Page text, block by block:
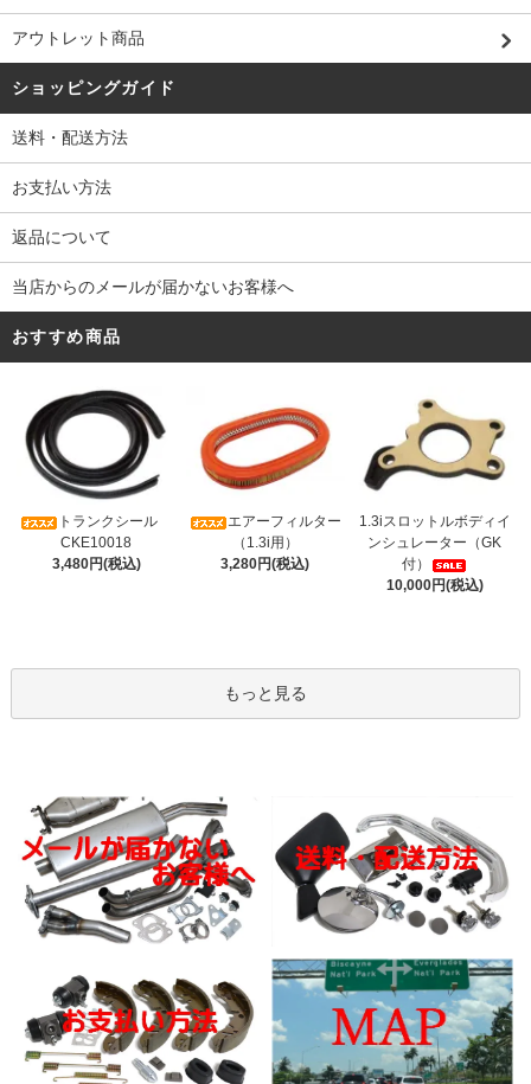
アウトレット商品
ショッピングガイド
送料・配送方法
お支払い方法
返品について
当店からのメールが届かないお客様へ
おすすめ商品
トランクシール
CKE10018
3,480円(税込)
エアーフィルター
（1.3i用）
3,280円(税込)
1.3iスロットルボディイ
ンシュレーター（GK
付）
10,000円(税込)
もっと見る